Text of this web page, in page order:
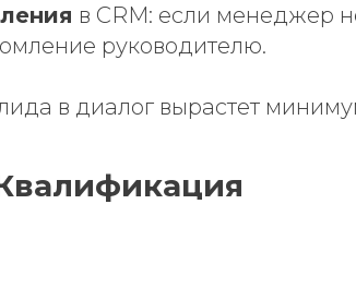
в CRM: если менеджер
руководителю.
в диалог вырастет